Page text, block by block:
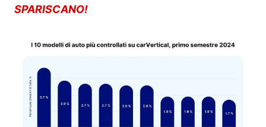
SPARISCANO!